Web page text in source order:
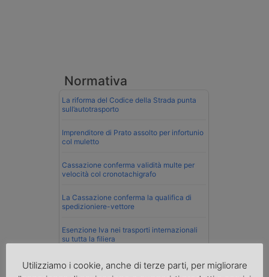
Normativa
La riforma del Codice della Strada punta
sull’autotrasporto
Imprenditore di Prato assolto per infortunio
col muletto
Cassazione conferma validità multe per
velocità col cronotachigrafo
La Cassazione conferma la qualifica di
spedizioniere-vettore
Esenzione Iva nei trasporti internazionali
su tutta la filiera
Mare
Utilizziamo i cookie, anche di terze parti, per migliorare